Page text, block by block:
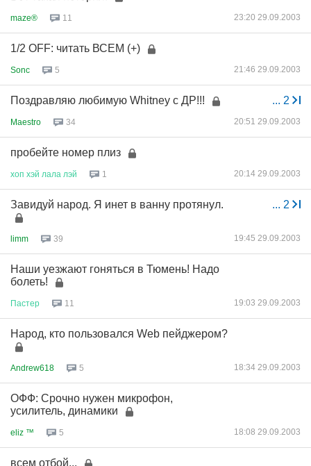
maze® 11 23:20 29.09.2003
1/2 OFF: читать ВСЕМ (+)
Sonc 5 21:46 29.09.2003
... 2
Поздравляю любимую Whitney с ДР!!!
Maestro 34 20:51 29.09.2003
пробейте номер плиз
хоп хэй лала лэй 1 20:14 29.09.2003
... 2
Завидуй народ. Я инет в ванну протянул.
limm 39 19:45 29.09.2003
Наши уезжают гоняться в Тюмень! Надо
болеть!
Пастер 11 19:03 29.09.2003
Народ, кто пользовался Web пейджером?
Andrew618 5 18:34 29.09.2003
ОФФ: Срочно нужен микрофон,
усилитель, динамики
eliz ™ 5 18:08 29.09.2003
всем отбой...